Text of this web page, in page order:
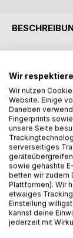
Emma hält
Bis eine
Er ist
Was als Zufall
zuerst richtig
Und dann
Grenzen
Sie lösen
Wir
Wir nutzen
Website. Einige
Daneben
Fingerprints
unsere Seite
serverseitiges
sowie gehashte
betten wir zudem
Plattformen). Wir
etwaiges
Einstellung
kannst deine
jederzeit mit